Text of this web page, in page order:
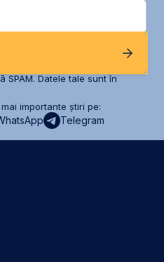
SPAM. Datele tale sunt în
importante știri pe:
Telegram